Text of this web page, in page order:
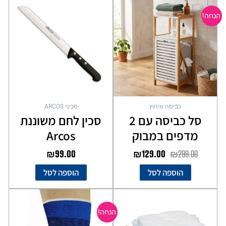
הנחה!
כביסה וגיהוץ
סל כביסה עם 2
מדפים במבוק
₪299.00
המקורי
₪299.00.
₪129.00
הנוכחי
הוא:
₪129.00.
הוספה לסל
סכיני ARCOS
סכין לחם משוננת
Arcos
₪99.00
הוספה לסל
הנחה!
המחיר
המקורי
היה: